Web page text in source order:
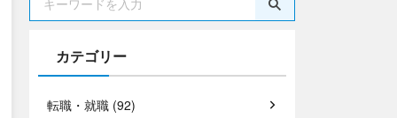
カテゴリー
転職・就職 (92)